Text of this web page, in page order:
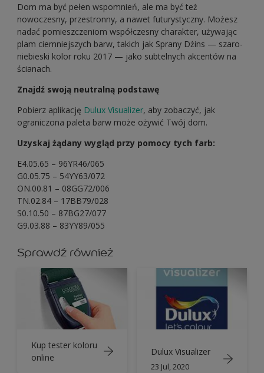
Dom ma być pełen wspomnień, ale ma być też
nowoczesny, przestronny, a nawet futurystyczny. Możesz
nadać pomieszczeniom współczesny charakter, używając
plam ciemniejszych barw, takich jak Sprany Dżins — szaro-
niebieski kolor roku 2017 — jako subtelnych akcentów na
ścianach.
Znajdź swoją neutralną podstawę
Pobierz aplikację Dulux Visualizer, aby zobaczyć, jak
ograniczona paleta barw może ożywić Twój dom.
Uzyskaj żądany wygląd przy pomocy tych farb:
E4.05.65 – 96YR46/065
G0.05.75 – 54YY63/072
ON.00.81 – 08GG72/006
TN.02.84 – 17BB79/028
S0.10.50 – 87BG27/077
G9.03.88 – 83YY89/055
Sprawdź również
Kup tester koloru
online
Dulux Visualizer
23 Jul, 2020